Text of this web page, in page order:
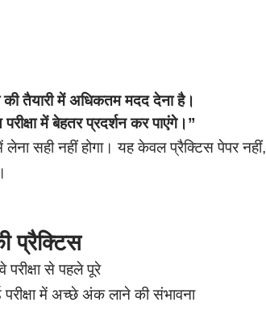
की तैयारी में अधिकतम मदद देना है।
में बेहतर प्रदर्शन कर पाएंगे।”
सही नहीं होगा। यह केवल प्रैक्टिस पेपर नहीं,
प्रैक्टिस
से पहले पूरे
परीक्षा में अच्छे अंक लाने की संभावना